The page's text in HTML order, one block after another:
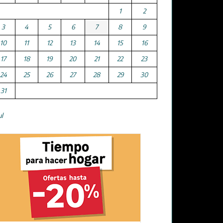
1
2
3
4 5 6 7 8
9
10
11 12 13 14 15
16
17
18 19 20 21 22
23
24
25 26 27 28 29
30
31